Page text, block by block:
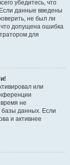
убедитесь, что
данные введены
не был ли
допущена ошибка
для
или
не
данных. Если
и активнее